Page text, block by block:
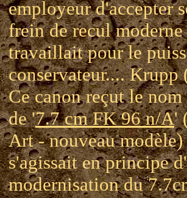
employeur d'accepter
frein de recul
travaillait pour le
conservateur.... Krupp
Ce canon reçut le
de '7.7 cm FK 96 n/A'
Art - nouveau
s'agissait en principe
modernisation du